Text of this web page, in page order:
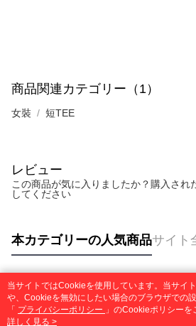
商品関連カテゴリー（1）
女裝 短TEE
レビュー
この商品が気に入りましたか？購入され
してください
本カテゴリーの人気商品サイト
人気タグ
当サイトではCookieを使用しています。当サイ
や、Cookieを無効にしたい場合のブラウザでの
「 プライバシーポリシー 」のCookieポリシーを
が、当サイトを引き続き使用される場合、当社
詳しく見る >